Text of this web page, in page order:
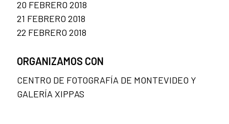
20 FEBRERO 2018
21 FEBRERO 2018
22 FEBRERO 2018
ORGANIZAMOS CON
CENTRO DE FOTOGRAFÍA DE MONTEVIDEO Y
GALERÍA XIPPAS